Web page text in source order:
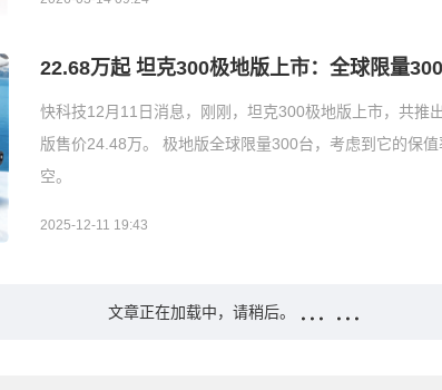
22.68万起 坦克300极地版上市：全球限量
快科技12月11日消息，刚刚，坦克300极地版上市，共推
版售价24.48万。 极地版全球限量300台，考虑到它的保
空。
2025-12-11 19:43
文章正在加载中，请稍后。